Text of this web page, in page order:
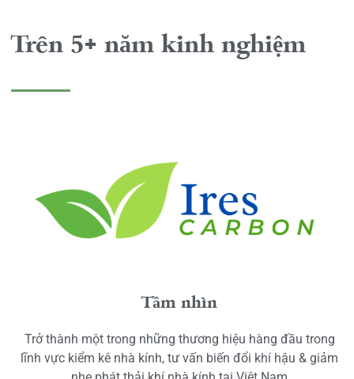
Trên 5+ năm kinh nghiệm
Tầm nhìn
Trở thành một trong những thương hiệu hàng đầu trong
lĩnh vực kiểm kê nhà kính, tư vấn biến đổi khí hậu & giảm